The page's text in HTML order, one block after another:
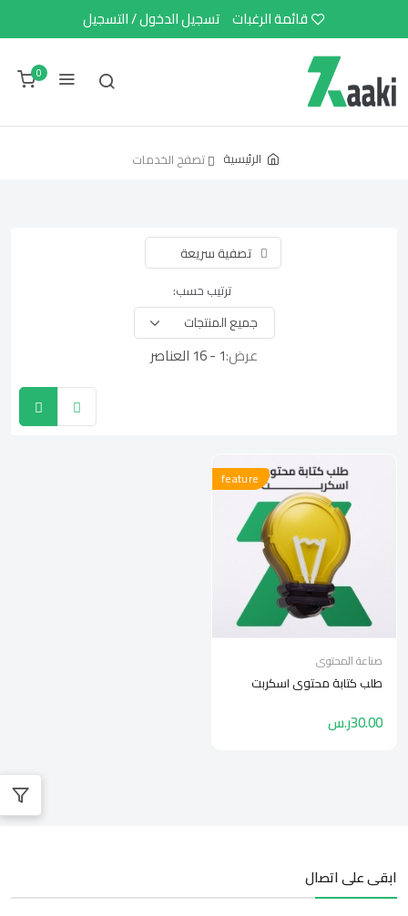
قائمة الرغبات تسجيل الدخول / التسجيل
0
الرئيسية تصفح الخدمات
تصفية سريعة
ترتيب حسب:
عرض:1 - 16 العناصر
feature
صناعة المحتوى
طلب كتابة محتوى اسكربت
30.00ر.س
ابقى على اتصال